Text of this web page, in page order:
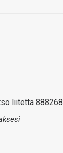
liitettä 888268